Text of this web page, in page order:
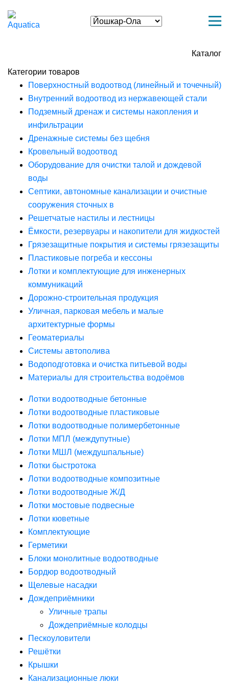
Каталог
Категории товаров
Поверхностный водоотвод (линейный и точечный)
Внутренний водоотвод из нержавеющей стали
Подземный дренаж и системы накопления и
инфильтрации
Дренажные системы без щебня
Кровельный водоотвод
Оборудование для очистки талой и дождевой
воды
Септики, автономные канализации и очистные
сооружения сточных в
Решетчатые настилы и лестницы
Ёмкости, резервуары и накопители для жидкостей
Грязезащитные покрытия и системы грязезащиты
Пластиковые погреба и кессоны
Лотки и комплектующие для инженерных
коммуникаций
Дорожно-строительная продукция
Уличная, парковая мебель и малые
архитектурные формы
Геоматериалы
Системы автополива
Водоподготовка и очистка питьевой воды
Материалы для строительства водоёмов
Лотки водоотводные бетонные
Лотки водоотводные пластиковые
Лотки водоотводные полимербетонные
Лотки МПЛ (междупутные)
Лотки МШЛ (междушпальные)
Лотки быстротока
Лотки водоотводные композитные
Лотки водоотводные Ж/Д
Лотки мостовые подвесные
Лотки кюветные
Комплектующие
Герметики
Блоки монолитные водоотводные
Бордюр водоотводный
Щелевые насадки
Дождеприёмники
Уличные трапы
Дождеприёмные колодцы
Пескоуловители
Решётки
Крышки
Канализационные люки